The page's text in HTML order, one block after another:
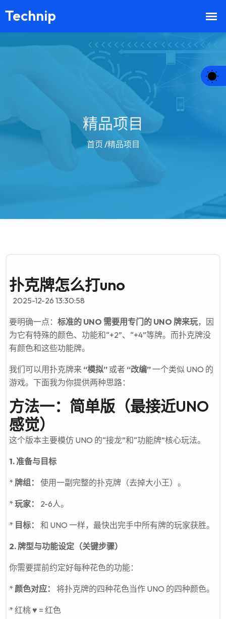
精品项目
首页 /精品项目
扑克牌怎么打uno
2025-12-26 13:30:58
要明确一点： 标准的 UNO 需要用专门的 UNO 牌来玩，因
为它有特殊的颜色、功能和“+2”、“+4”等牌。而扑克牌没
有颜色和这些功能牌。
我们可以用扑克牌来 “模拟” 或者 “改编”一个类似 UNO 的
游戏。下面我为你提供两种思路：
方法一：简单版（最接近UNO
感觉）
这个版本主要模仿 UNO 的“接龙”和“功能牌”核心玩法。
1. 准备与目标
* 牌组： 使用一副完整的扑克牌（去掉大小王）。
*玩家： 2-6人。
* 目标： 和 UNO 一样，最快出完手中所有牌的玩家获胜。
2. 牌型与功能设定（关键步骤）
你需要提前约定好每种花色的功能：
* 颜色对应： 将扑克牌的四种花色当作 UNO 的四种颜色。
* 红桃 ♥ = 红色